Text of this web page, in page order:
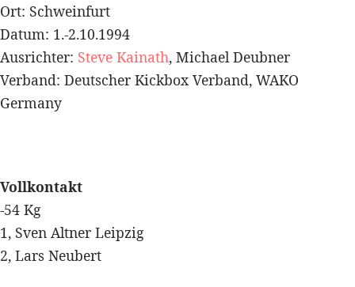
Ort: Schweinfurt
Datum: 1.-2.10.1994
Ausrichter: Steve Kainath, Michael Deubner
Verband: Deutscher Kickbox Verband, WAKO
Germany
Vollkontakt
-54 Kg
1, Sven Altner Leipzig
2, Lars Neubert